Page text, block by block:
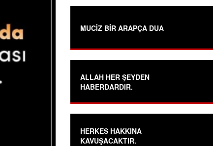
MUCİZ BİR ARAPÇA DUA
ALLAH HER ŞEYDEN
HABERDARDIR.
HERKES HAKKINA
KAVUŞACAKTIR.